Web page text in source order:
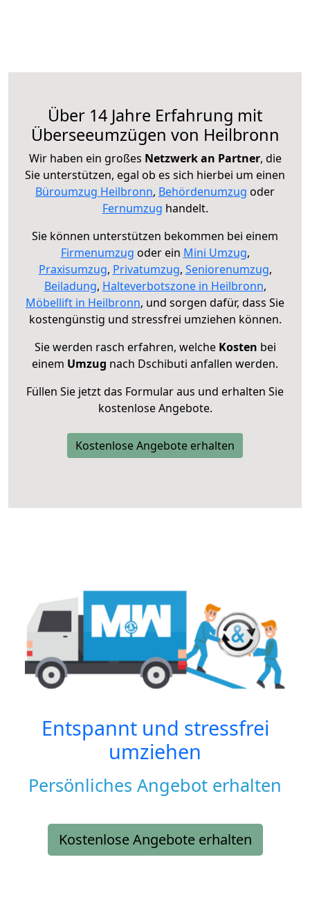
Über 14 Jahre Erfahrung mit
Überseeumzügen von Heilbronn
Wir haben ein großes Netzwerk an Partner, die
Sie unterstützen, egal ob es sich hierbei um einen
Büroumzug Heilbronn, Behördenumzug oder
Fernumzug handelt.
Sie können unterstützen bekommen bei einem
Firmenumzug oder ein Mini Umzug,
Praxisumzug, Privatumzug, Seniorenumzug,
Beiladung, Halteverbotszone in Heilbronn,
Möbellift in Heilbronn, und sorgen dafür, dass Sie
kostengünstig und stressfrei umziehen können.
Sie werden rasch erfahren, welche Kosten bei
einem Umzug nach Dschibuti anfallen werden.
Füllen Sie jetzt das Formular aus und erhalten Sie
kostenlose Angebote.
Kostenlose Angebote erhalten
Entspannt und stressfrei
umziehen
Persönliches Angebot erhalten
Kostenlose Angebote erhalten